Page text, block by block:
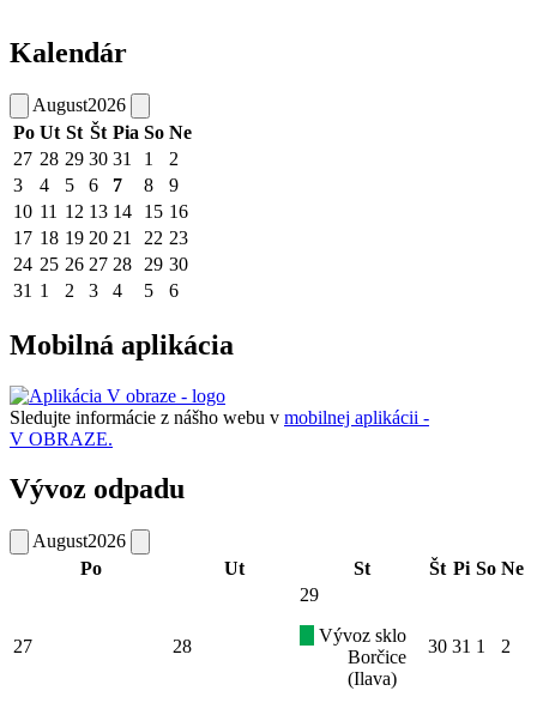
Kalendár
August2026
Po Ut St Št Pia So Ne
27 28 29 30 31 1
2
3
4 5 6 7 8
9
10 11 12 13 14 15 16
17 18 19 20 21 22 23
24 25 26 27 28 29 30
31 1 2 3 4 5 6
Mobilná aplikácia
Sledujte informácie z nášho webu v mobilnej aplikácii -
V OBRAZE.
Vývoz odpadu
August2026
Po
Ut St Št Pi So Ne
27 28
29
Vývoz sklo
Borčice
(Ilava)
30 31 1 2